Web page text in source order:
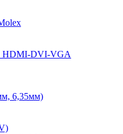
HDMI-DVI-VGA
6,35мм)